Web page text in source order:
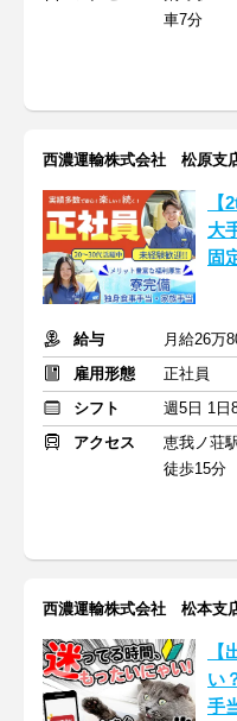
車7分
西濃運輸株式会社 松原支
【
大
固
給与
月給26万
雇用形態
正社員
シフト
週5日 1日
アクセス
恵我ノ荘
徒歩15分
西濃運輸株式会社 松本支
【
い
手